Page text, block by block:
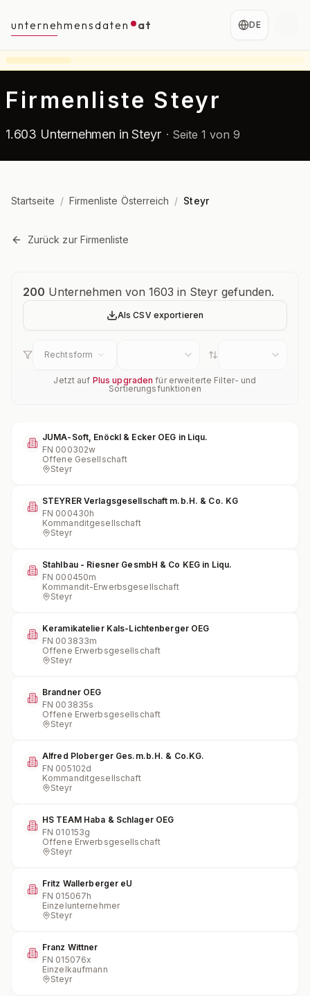
unternehmensdaten at DE
Firmenliste Steyr
1.603 Unternehmen in Steyr · Seite 1 von 9
Startseite / Firmenliste Österreich / Steyr
Zurück zur Firmenliste
Unternehmensübersicht
200 Unternehmen von 1603 in Steyr gefunden.
Als CSV exportieren
Rechtsform
Jetzt auf Plus upgraden für erweiterte Filter- und
Sortierungsfunktionen
JUMA-Soft, Enöckl & Ecker OEG in Liqu.
FN 000302w
Offene Gesellschaft
Steyr
STEYRER Verlagsgesellschaft m.b.H. & Co. KG
FN 000430h
Kommanditgesellschaft
Steyr
Stahlbau - Riesner GesmbH & Co KEG in Liqu.
FN 000450m
Kommandit-Erwerbsgesellschaft
Steyr
Keramikatelier Kals-Lichtenberger OEG
FN 003833m
Offene Erwerbsgesellschaft
Steyr
Brandner OEG
FN 003835s
Offene Erwerbsgesellschaft
Steyr
Alfred Ploberger Ges.m.b.H. & Co.KG.
FN 005102d
Kommanditgesellschaft
Steyr
HS TEAM Haba & Schlager OEG
FN 010153g
Offene Erwerbsgesellschaft
Steyr
Fritz Wallerberger eU
FN 015067h
Einzelunternehmer
Steyr
Franz Wittner
FN 015076x
Einzelkaufmann
Steyr